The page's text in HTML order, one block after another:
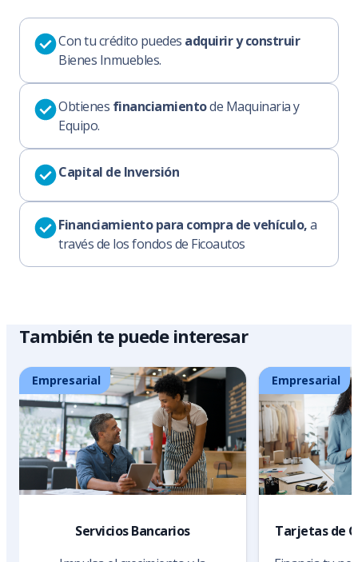
Con tu crédito puedes adquirir y construir
Bienes Inmuebles.
Obtienes financiamientode Maquinaria y
Equipo.
Capital de Inversión
Financiamiento para compra de vehículo,a
través de los fondos de Ficoautos
También te puede interesar
Empresarial
Servicios Bancarios
Empresarial
Tarjetas de